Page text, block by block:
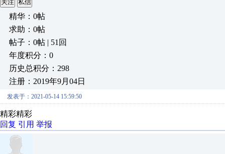
关注 私信
精华：0帖
求助：0帖
帖子：0帖 | 51回
年度积分：0
历史总积分：298
注册：2019年9月04日
发表于：2021-05-14 15:59:50
精彩精彩
回复 引用 举报